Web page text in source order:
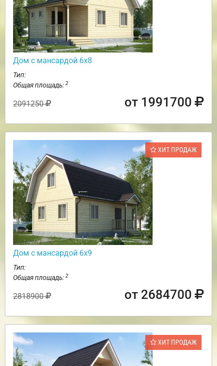
Дом с мансардой 6х8
Тип:
Общая площадь: 2
2091250 от 1991700
ХИТ ПРОДАЖ
Дом с мансардой 6х9
Тип:
Общая площадь: 2
2818900 от 2684700
ХИТ ПРОДАЖ